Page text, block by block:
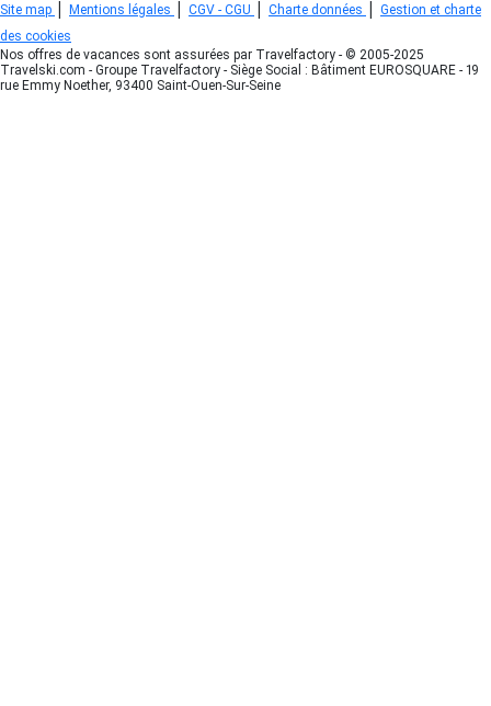
Site map | Mentions légales | CGV - CGU | Charte données | Gestion et charte
des cookies
Nos offres de vacances sont assurées par Travelfactory - © 2005-2025
Travelski.com - Groupe Travelfactory - Siège Social : Bâtiment EUROSQUARE - 19
rue Emmy Noether, 93400 Saint-Ouen-Sur-Seine